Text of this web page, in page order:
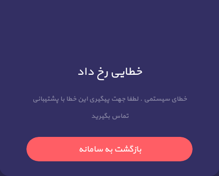
خطایی رخ داد
خطای سیستمی . لطفا جهت پیگیری این خطا با پشتیبانی
تماس بگیرید
بازگشت به سامانه